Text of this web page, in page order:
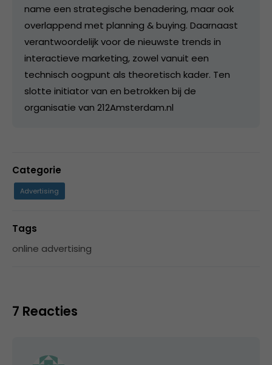
name een strategische benadering, maar ook
overlappend met planning & buying. Daarnaast
verantwoordelijk voor de nieuwste trends in
interactieve marketing, zowel vanuit een
technisch oogpunt als theoretisch kader. Ten
slotte initiator van en betrokken bij de
organisatie van 212Amsterdam.nl
Categorie
Advertising
Tags
online advertising
7 Reacties